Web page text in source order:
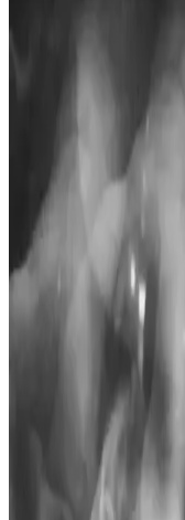
ve gelişmiş
Elektronik hesap
çeşitli
Elektronik hesap
fonksiyonlara kadar
mühendislik gibi
Hesap Makinesi
ve Güncellemeleri
Hesap makinesi tax
edilmesi gereken
Hesap Makinesi
Kullanım İpuçları
Hesap makinelerinde
hesaplamalarda
işlemleriniz daha hızlı ve